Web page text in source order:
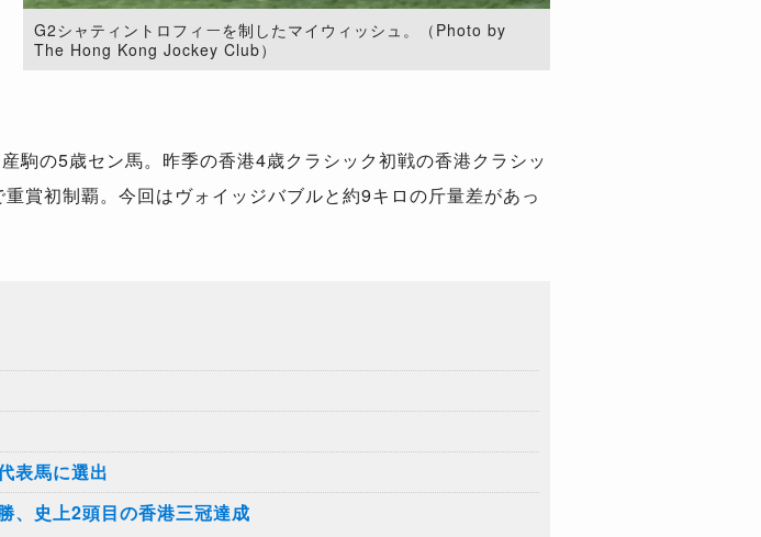
G2シャティントロフィーを制したマイウィッシュ。（Photo by
The Hong Kong Jockey Club）
駒の5歳セン馬。昨季の香港4歳クラシック初戦の香港クラシッ
賞初制覇。今回はヴォイッジバブルと約9キロの斤量差があっ
表馬に選出
、史上2頭目の香港三冠達成